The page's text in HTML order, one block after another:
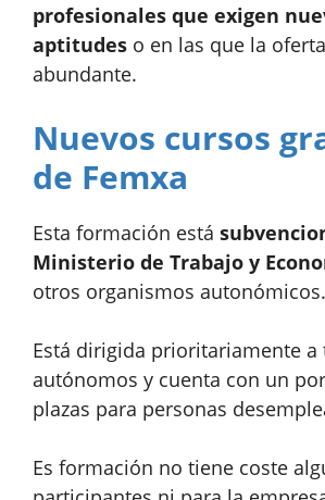
profesionales que exigen
aptitudes o en las que la
abundante.
Nuevos cursos
de Femxa
Esta formación está
Ministerio de Trabajo y
otros organismos autonómicos.
Está dirigida prioritariamente a
autónomos y cuenta con un
plazas para personas
Es formación no tiene coste